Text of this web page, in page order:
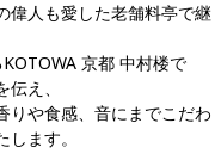
偉人も愛した老舗料亭で継
京都 中村楼で
え、
りや食感、音にまでこだわ
ます。